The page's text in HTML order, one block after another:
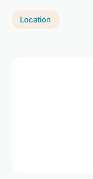
Location